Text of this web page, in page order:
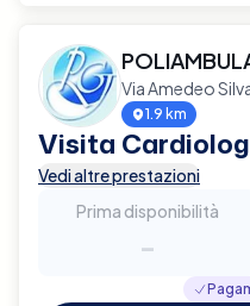
Via Amedeo
1.9 km
Visita
Vedi altre prestazioni
Prima disponibilità
-